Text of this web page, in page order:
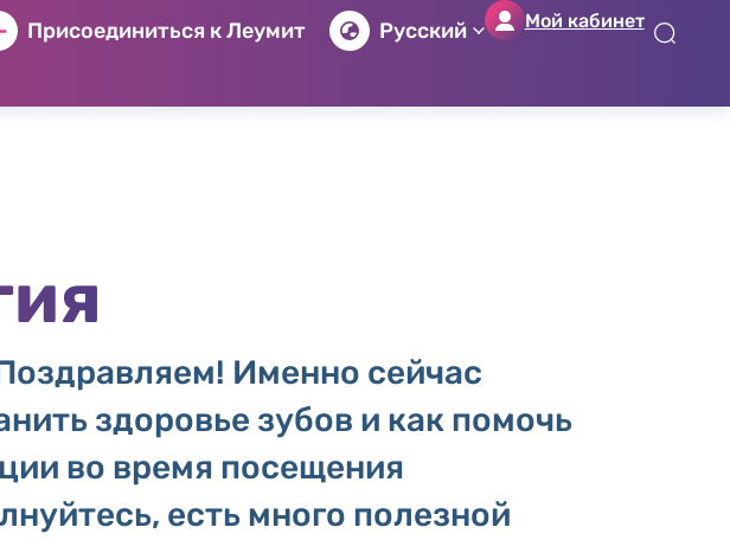
Присоединиться к Леумит Русский Мой кабинет
Именно сейчас
здоровье зубов и как помочь
во время посещения
есть много полезной